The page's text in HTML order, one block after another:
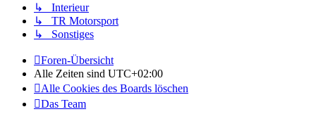
↳ Interieur
↳ TR Motorsport
↳ Sonstiges
Foren-Übersicht
Alle Zeiten sind UTC+02:00
Alle Cookies des Boards löschen
Das Team